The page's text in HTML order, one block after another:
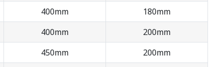
400mm
180mm
400mm
200mm
450mm
200mm